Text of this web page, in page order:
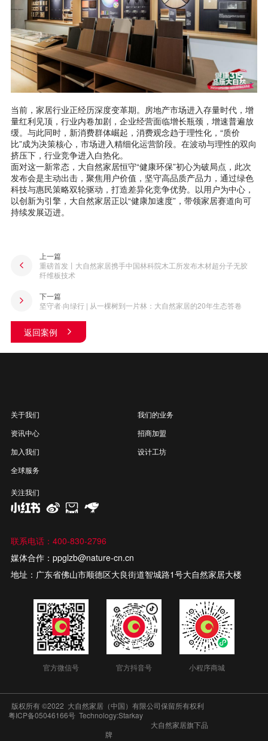
当前，家居行业正经历深度变革期。房地产市场进入存量时代，增
量红利见顶，行业内卷加剧，企业经营面临增长瓶颈，增速普遍放
缓。与此同时，新消费群体崛起，消费观念趋于理性化，“质价
比”成为决策核心，市场进入精细化运营阶段。在波动与理性的双向
挤压下，行业竞争进入白热化。
面对这一新常态，大自然家居恒守“健康环保”初心为破局点，此次
发布会是主动出击，聚焦用户价值，坚守高品质产品力，通过绿色
科技与惠民策略双轮驱动，打造差异化竞争优势。以用户为中心，
以创新为引擎，大自然家居正以“健康加速度”，带领家居赛道向可
持续发展迈进。
上一篇
重磅首发丨大自然家居携手中国林科院木工所发布木材超分子无胶
纤维板技术
返回案例
下一篇
坚守者·向绿行 | 从一棵树到一片林：大自然家居的20年生态答卷
关于我们
我们的业务
资讯中心
招商加盟
加入我们
设计工坊
全球服务
关注我们
联系电话：400-830-2796
媒体合作：ppglzb@nature-cn.cn
地址：广东省佛山市顺德区大良街道智城路1号大自然家居大楼
官方微信号 官方抖音号 小程序商城
版权所有 ©2022 大自然家居（中国）有限公司保留所有权利
粤ICP备05046166号 Technology:Starkay
大自然家居旗下品
牌